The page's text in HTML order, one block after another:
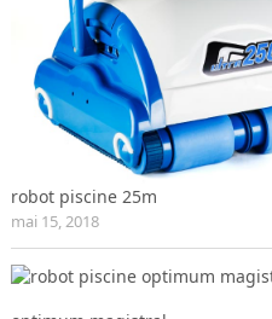
robot piscine 25m
mai 15, 2018